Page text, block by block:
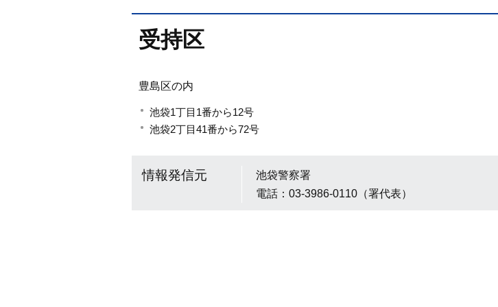
受持区
豊島区の内
池袋1丁目1番から12号
池袋2丁目41番から72号
情報発信元
池袋警察署
電話：03-3986-0110（署代表）